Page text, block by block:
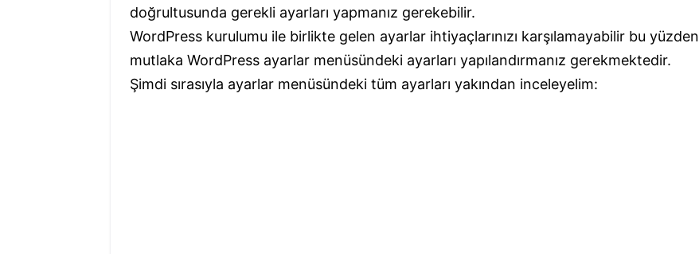
doğrultusunda gerekli ayarları yapmanız gerekebilir.
WordPress kurulumu ile birlikte gelen ayarlar ihtiyaçlarınızı karşılamayabilir bu yüzden
mutlaka WordPress ayarlar menüsündeki ayarları yapılandırmanız gerekmektedir.
Şimdi sırasıyla ayarlar menüsündeki tüm ayarları yakından inceleyelim: